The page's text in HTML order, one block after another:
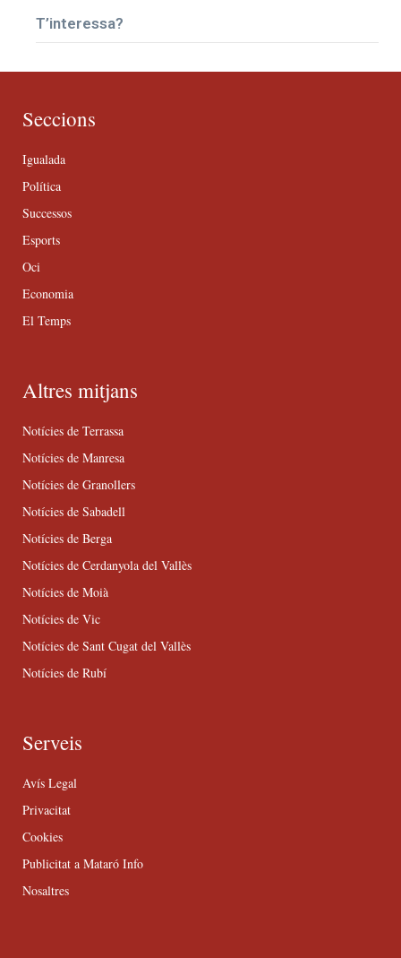
T’interessa?
Seccions
Igualada
Política
Successos
Esports
Oci
Economia
El Temps
Altres mitjans
Notícies de Terrassa
Notícies de Manresa
Notícies de Granollers
Notícies de Sabadell
Notícies de Berga
Notícies de Cerdanyola del Vallès
Notícies de Moià
Notícies de Vic
Notícies de Sant Cugat del Vallès
Notícies de Rubí
Serveis
Avís Legal
Privacitat
Cookies
Publicitat a Mataró Info
Nosaltres